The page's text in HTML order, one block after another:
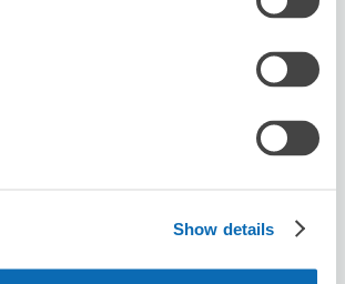
Show details
tetstujin shinjyukuo-gard
いる時にこのシステムを知り、登録して